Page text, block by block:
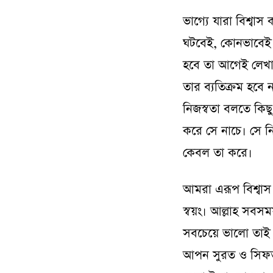
ভাগ্যে যারা
ঘটবেই, কোনভাবেই
হবে তা আগেই
তার ব্যতিক্রম
নিজস্বতা বলতে
করে সে নাচে। সে
কেবল তা করে।
আমরা এরূপ বিশ্বাস
স্বয়ং। আল্লাহ
সবচেয়ে ভালো
আপন সুরত ও সিফত